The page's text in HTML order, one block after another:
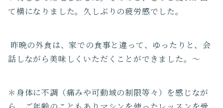
て横になりました。久しぶりの疲労感でした。
昨晩の外食は、家での食事と違って、ゆったりと、会
話しながら美味しくいただくことができました。〜
＊身体に不調（痛みや可動域の制限等々）を感じなが